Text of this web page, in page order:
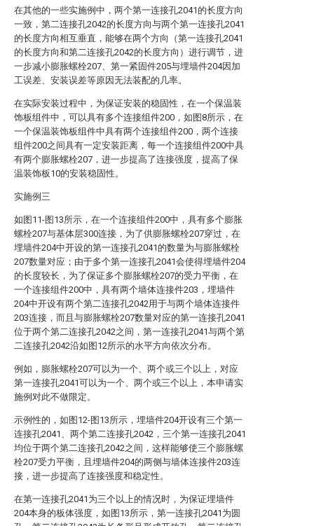
在其他的一些实施例中，两个第一连接孔2041的长度方向
一致，第二连接孔2042的长度方向与两个第一连接孔2041
的长度方向相互垂直，能够在两个方向（第一连接孔2041
的长度方向和第二连接孔2042的长度方向）进行调节，进
一步减小膨胀螺栓207、第一紧固件205与埋墙件204因加
工误差、安装误差等原因无法装配的几率。
在实际安装过程中，为保证安装的稳固性，在一个保温装
饰板组件中，可以具有多个连接组件200，如图8所示，在
一个保温装饰板组件中具有两个连接组件200，两个连接
组件200之间具有一定安装距离，每一个连接组件200中具
有两个膨胀螺栓207，进一步提高了连接强度，提高了保
温装饰板10的安装稳固性。
实施例三
如图11-图13所示，在一个连接组件200中，具有多个膨胀
螺栓207与基体层300连接，为了供膨胀螺栓207穿过，在
埋墙件204中开设的第一连接孔2041的数量为与膨胀螺栓
207数量对应；由于多个第一连接孔2041会使得埋墙件204
的长度较长，为了保证多个膨胀螺栓207的受力平衡，在
一个连接组件200中，具有两个墙体连接件203，埋墙件
204中开设有两个第二连接孔2042用于与两个墙体连接件
203连接，而且与膨胀螺栓207数量对应的第一连接孔2041
位于两个第二连接孔2042之间，第一连接孔2041与两个第
二连接孔2042沿如图12所示的水平方向依次分布。
例如，膨胀螺栓207可以为一个、两个或三个以上，对应
第一连接孔2041可以为一个、两个或三个以上，本申请实
施例对此不做限定。
示例性的，如图12-图13所示，埋墙件204开设有三个第一
连接孔2041、两个第二连接孔2042，三个第一连接孔2041
均位于两个第二连接孔2042之间，这样能够使三个膨胀螺
栓207受力平衡，且埋墙件204的两侧与墙体连接件203连
接，进一步提高了连接强度和稳定性。
在第一连接孔2041为三个以上的情况时，为保证埋墙件
204本身的板体强度，如图13所示，第一连接孔2041为圆